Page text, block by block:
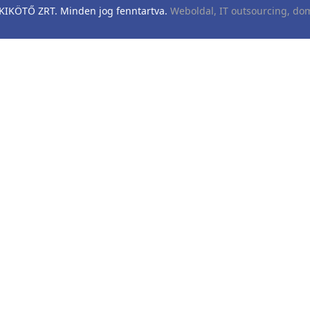
ZRT. Minden jog fenntartva. Weboldal, IT outsourcing,